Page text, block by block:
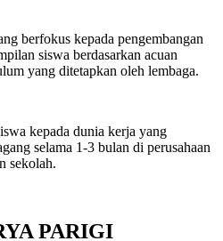
berfokus kepada pengembangan
siswa berdasarkan acuan
yang ditetapkan oleh lembaga.
kepada dunia kerja yang
selama 1-3 bulan di perusahaan
sekolah.
PARIGI